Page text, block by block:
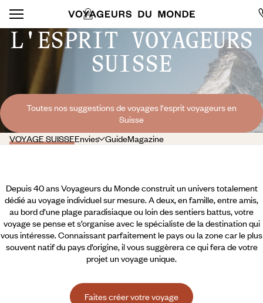
L'ESPRIT VOYAGEURS
SUISSE
Toutes nos suggestions de voyages l'esprit voyageurs en
Suisse
VOYAGE SUISSEEnvies GuideMagazine
Depuis 40 ans Voyageurs du Monde construit un univers totalement
dédié au voyage individuel sur mesure. A deux, en famille, entre amis,
au bord d’une plage paradisiaque ou loin des sentiers battus, votre
voyage se pense et s’organise avec le spécialiste de la destination qui
vous intéresse. Connaissant parfaitement le pays ou la zone car le plus
souvent natif du pays d’origine, il vous suggèrera ce qui fera de votre
projet un voyage unique.
Faites créer votre voyage